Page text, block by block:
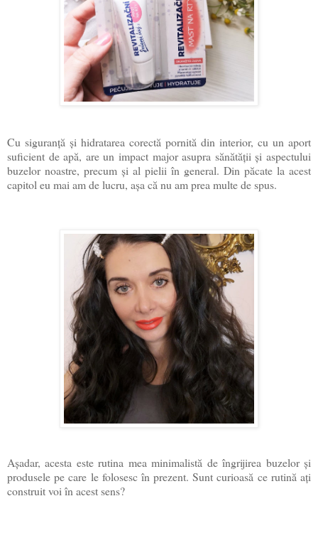
Cu siguranță și hidratarea corectă pornită din interior, cu un aport
suficient de apă, are un impact major asupra sănătății și aspectului
buzelor noastre, precum și al pielii în general. Din păcate la acest
capitol eu mai am de lucru, așa că nu am prea multe de spus.
Așadar, acesta este rutina mea minimalistă de îngrijirea buzelor și
produsele pe care le folosesc în prezent. Sunt curioasă ce rutină ați
construit voi în acest sens?